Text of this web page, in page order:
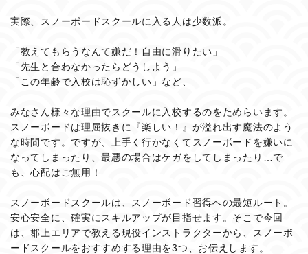
実際、スノーボードスクールに入る人は少数派。
「教えてもらうなんて嫌だ！自由に滑りたい」
「先生と合わなかったらどうしよう」
「この年齢で入校は恥ずかしい」など、
みなさん様々な理由でスクールに入校するのをためらいます。
スノーボードは理屈抜きに『楽しい！』が溢れ出す魔法のよう
な時間です。ですが、上手く行かなくてスノーボードを嫌いに
なってしまったり、最悪の場合はケガをしてしまったり…で
も、心配はご無用！
スノーボードスクールは、スノーボード習得への最短ルート。
安心安全に、確実にスキルアップが目指せます。そこで今回
は、郡上エリアで教える現役インストラクターから、スノーボ
ードスクールをおすすめする理由を3つ、お伝えします。